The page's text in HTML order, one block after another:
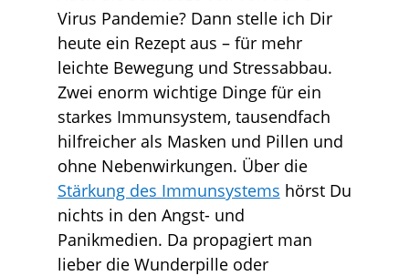
Virus Pandemie? Dann stelle ich Dir
heute ein Rezept aus – für mehr
leichte Bewegung und Stressabbau.
Zwei enorm wichtige Dinge für ein
starkes Immunsystem, tausendfach
hilfreicher als Masken und Pillen und
ohne Nebenwirkungen. Über die
Stärkung des Immunsystems hörst Du
nichts in den Angst- und
Panikmedien. Da propagiert man
lieber die Wunderpille oder